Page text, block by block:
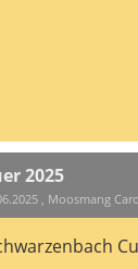
2025
, Moosmang